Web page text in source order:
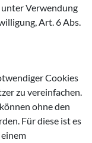
Verwendung
Art. 6 Abs.
Cookies
zu vereinfachen.
ohne den
Für diese ist es